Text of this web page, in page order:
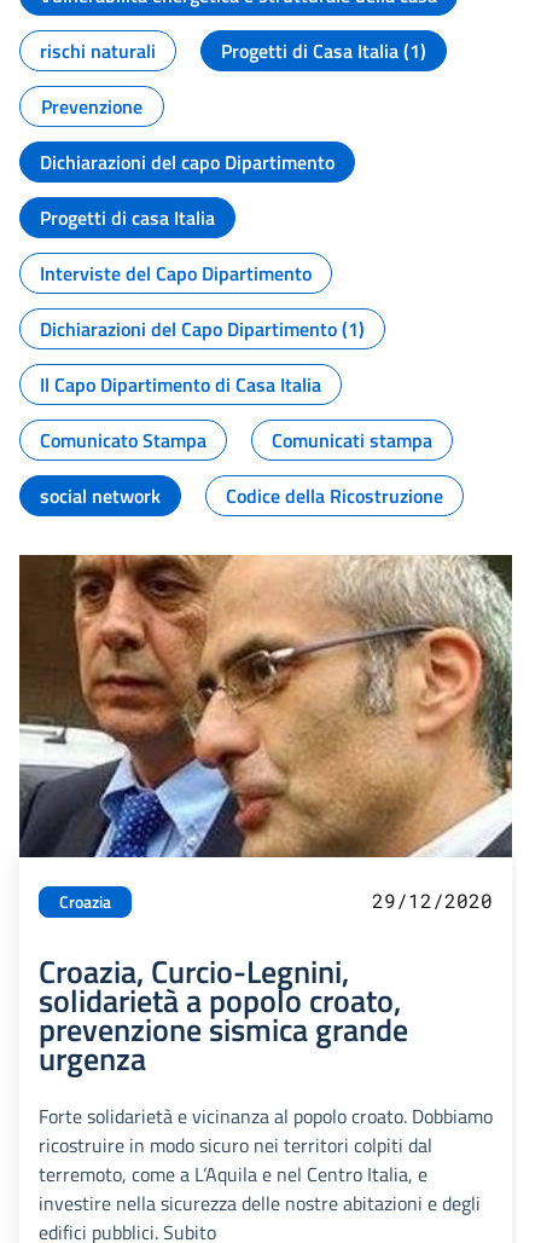
rischi naturali
Progetti di Casa Italia (1)
Prevenzione
Dichiarazioni del capo Dipartimento
Progetti di casa Italia
Interviste del Capo Dipartimento
Dichiarazioni del Capo Dipartimento (1)
Il Capo Dipartimento di Casa Italia
Comunicato Stampa
Comunicati stampa
social network
Codice della Ricostruzione
Croazia 29/12/2020
Croazia, Curcio-Legnini,
solidarietà a popolo croato,
prevenzione sismica grande
urgenza
Forte solidarietà e vicinanza al popolo croato. Dobbiamo
ricostruire in modo sicuro nei territori colpiti dal
terremoto, come a L’Aquila e nel Centro Italia, e
investire nella sicurezza delle nostre abitazioni e degli
edifici pubblici. Subito